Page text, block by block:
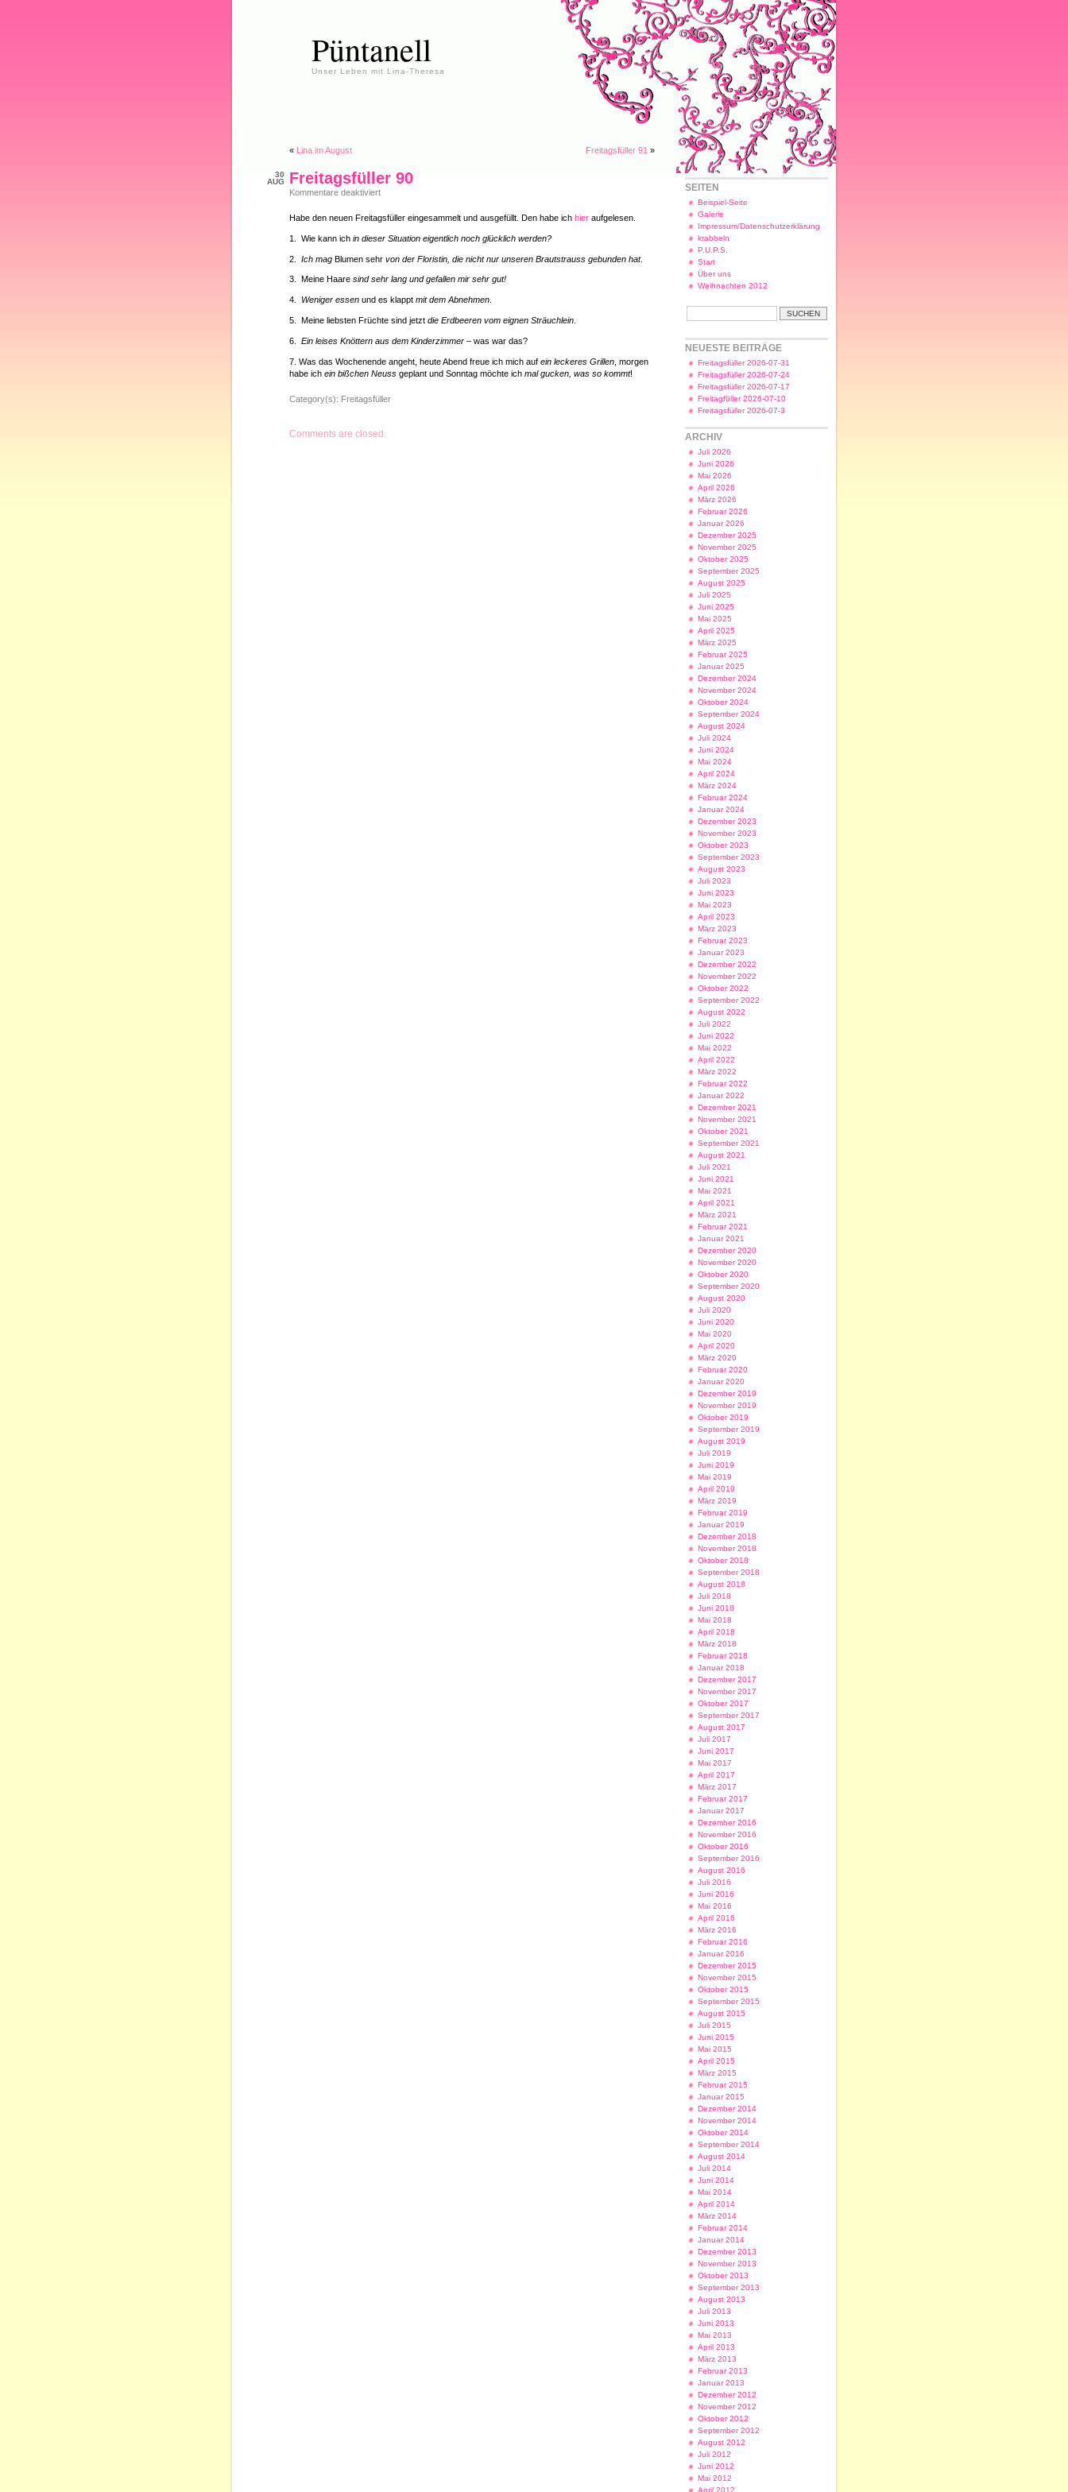
Püntanell
Unser Leben mit Lina-Theresa
« Lina im August Freitagsfüller 91 »
30
AUG
Freitagsfüller 90
Kommentare deaktiviertfür
Habe den neuen Freitagsfüller eingesammelt und ausgefüllt. Den habe ich hier aufgelesen.
1. Wie kann ich in dieser Situation eigentlich noch glücklich werden?
2. Ich mag Blumen sehr von der Floristin, die nicht nur unseren Brautstrauss gebunden hat.
3. Meine Haare sind sehr lang und gefallen mir sehr gut!
4. Weniger essen und es klappt mit dem Abnehmen
5. Meine liebsten Früchte sind jetzt die Erdbeeren vom eignen Sträuchlein
6. Ein leises Knöttern aus dem Kinderzimmer – was war das?
7. Was das Wochenende angeht, heute Abend freue ich mich auf ein leckeres Grillen , morgen
habe ich ein bißchen Neuss geplant und Sonntag möchte ich mal gucken, was so kommt!
Category(s): Freitagsfüller
Comments are closed.
SEITEN
Beispiel-Seite
Galerie
Impressum/Datenschutzerklärung
krabbeln
P.U.P.S.
Start
Über uns
Weihnachten 2012
NEUESTE BEITRÄGE
Freitagsfüller 2026-07-31
Freitagsfüller 2026-07-24
Freitagsfüller 2026-07-17
Freitagfüller 2026-07-10
Freitagsfüller 2026-07-3
ARCHIV
Juli 2026
Juni 2026
Mai 2026
April 2026
März 2026
Februar 2026
Januar 2026
Dezember 2025
November 2025
Oktober 2025
September 2025
August 2025
Juli 2025
Juni 2025
Mai 2025
April 2025
März 2025
Februar 2025
Januar 2025
Dezember 2024
November 2024
Oktober 2024
September 2024
August 2024
Juli 2024
Juni 2024
Mai 2024
April 2024
März 2024
Februar 2024
Januar 2024
Dezember 2023
November 2023
Oktober 2023
September 2023
August 2023
Juli 2023
Juni 2023
Mai 2023
April 2023
März 2023
Februar 2023
Januar 2023
Dezember 2022
November 2022
Oktober 2022
September 2022
August 2022
Juli 2022
Juni 2022
Mai 2022
April 2022
März 2022
Februar 2022
Januar 2022
Dezember 2021
November 2021
Oktober 2021
September 2021
August 2021
Juli 2021
Juni 2021
Mai 2021
April 2021
März 2021
Februar 2021
Januar 2021
Dezember 2020
November 2020
Oktober 2020
September 2020
August 2020
Juli 2020
Juni 2020
Mai 2020
April 2020
März 2020
Februar 2020
Januar 2020
Dezember 2019
November 2019
Oktober 2019
September 2019
August 2019
Juli 2019
Juni 2019
Mai 2019
April 2019
März 2019
Februar 2019
Januar 2019
Dezember 2018
November 2018
Oktober 2018
September 2018
August 2018
Juli 2018
Juni 2018
Mai 2018
April 2018
März 2018
Februar 2018
Januar 2018
Dezember 2017
November 2017
Oktober 2017
September 2017
August 2017
Juli 2017
Juni 2017
Mai 2017
April 2017
März 2017
Februar 2017
Januar 2017
Dezember 2016
November 2016
Oktober 2016
September 2016
August 2016
Juli 2016
Juni 2016
Mai 2016
April 2016
März 2016
Februar 2016
Januar 2016
Dezember 2015
November 2015
Oktober 2015
September 2015
August 2015
Juli 2015
Juni 2015
Mai 2015
April 2015
März 2015
Februar 2015
Januar 2015
Dezember 2014
November 2014
Oktober 2014
September 2014
August 2014
Juli 2014
Juni 2014
Mai 2014
April 2014
März 2014
Februar 2014
Januar 2014
Dezember 2013
November 2013
Oktober 2013
September 2013
August 2013
Juli 2013
Juni 2013
Mai 2013
April 2013
März 2013
Februar 2013
Januar 2013
Dezember 2012
November 2012
Oktober 2012
September 2012
August 2012
Juli 2012
Juni 2012
Mai 2012
April 2012